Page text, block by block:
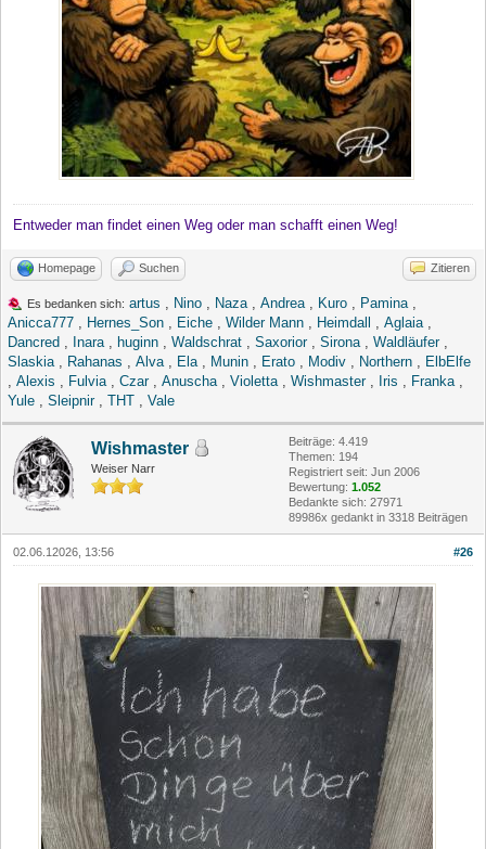
Entweder man findet einen Weg oder man schafft einen Weg!
Homepage Suchen Zitieren
Es bedanken sich: artus Nino Naza Andrea Kuro Pamina
Anicca777
Hernes_Son Eiche Wilder Mann Heimdall Aglaia
Dancred
Inara huginn Waldschrat Saxorior, Sirona Waldläufer,
Slaskia
Rahanas Alva Ela Munin Erato Modiv Northern
ElbElfe
Alexis Fulvia Czar, Anuscha Violetta Wishmaster, Iris Franka
Yule
Sleipnir, THT Vale
Wishmaster
Weiser Narr
Beiträge: 4.419
Themen: 194
Registriert seit: Jun 2006
Bewertung: 1.052
Bedankte sich: 27971
89986x gedankt in 3318 Beiträgen
#26
02.06.12026, 13:56